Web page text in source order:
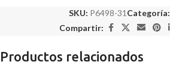
SKU: P6498-31 Categoría:
Compartir:
Productos relacionados